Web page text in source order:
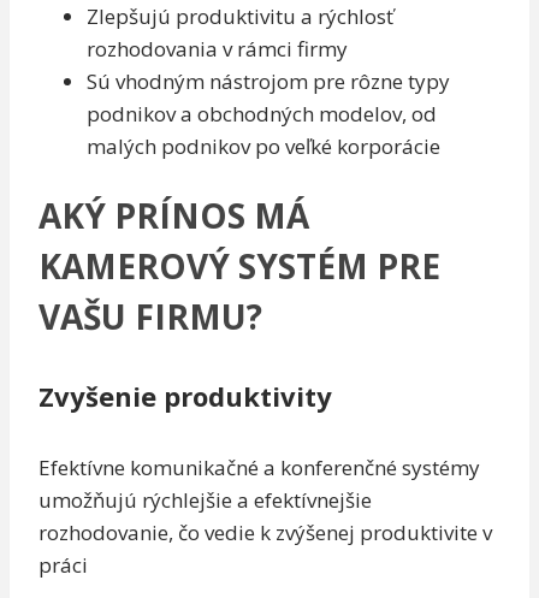
Zlepšujú produktivitu a rýchlosť
rozhodovania v rámci firmy
Sú vhodným nástrojom pre rôzne typy
podnikov a obchodných modelov, od
malých podnikov po veľké korporácie
AKÝ PRÍNOS MÁ
KAMEROVÝ SYSTÉM PRE
VAŠU FIRMU?
Zvyšenie produktivity
Efektívne komunikačné a konferenčné systémy
umožňujú rýchlejšie a efektívnejšie
rozhodovanie, čo vedie k zvýšenej produktivite v
práci